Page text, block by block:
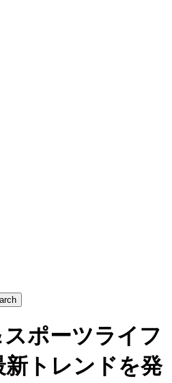
ポーツライフ
トレンドを発